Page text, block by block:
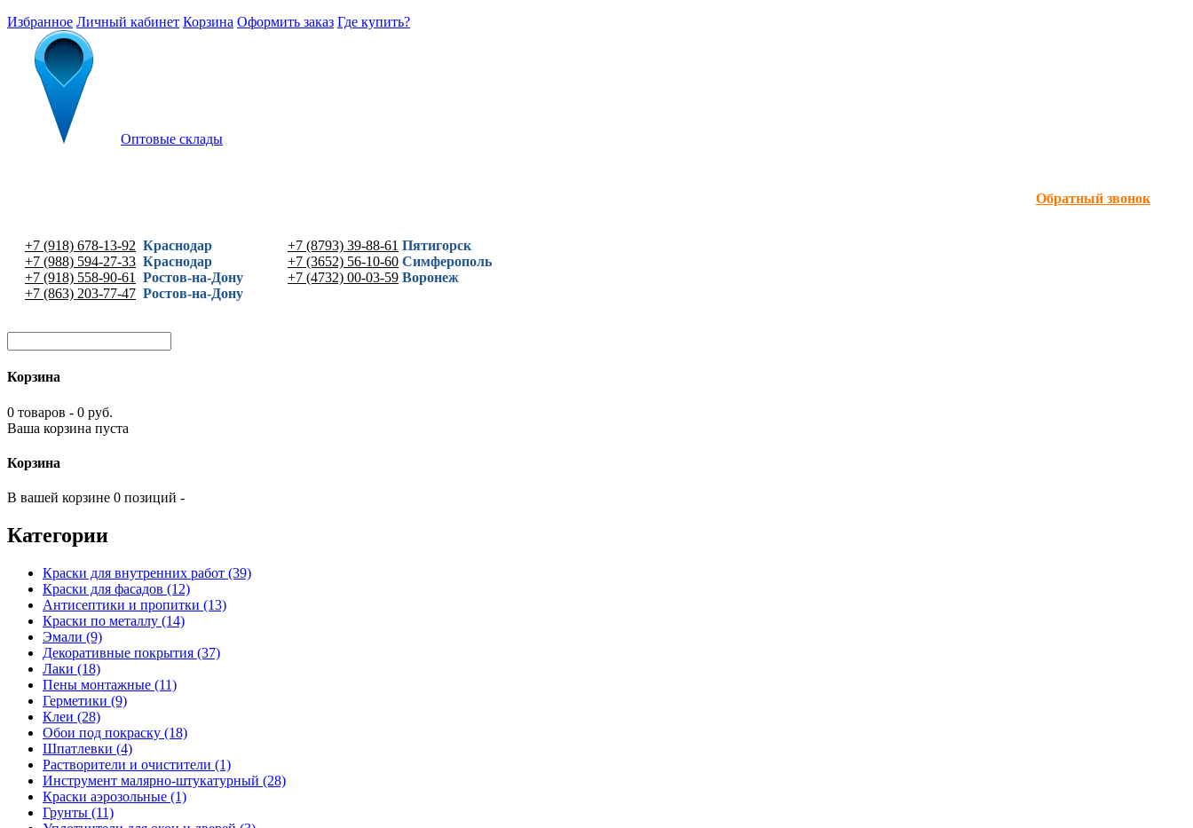
Избранное Личный кабинет Корзина Оформить заказ Где купить?
Оптовые склады
Обратный звонок
+7 (918) 678-13-92 Краснодар
+7 (988) 594-27-33 Краснодар
+7 (918) 558-90-61
Ростов-на-Дону
+7 (863) 203-77-47 Ростов-на-Дону
+7 (8793) 39-88-61 Пятигорск
+7 (3652) 56-10-60 Симферополь
+7 (4732) 00-03-59 Воронеж
Корзина
0 товаров - 0 руб.
Ваша корзина пуста
Корзина
В вашей корзине 0 позиций -
Категории
Краски для внутренних работ (39)
Краски для фасадов (12)
Антисептики и пропитки (13)
Краски по металлу (14)
Эмали (9)
Декоративные покрытия (37)
Лаки (18)
Пены монтажные (11)
Герметики (9)
Клеи (28)
Обои под покраску (18)
Шпатлевки (4)
Растворители и очистители (1)
Инструмент малярно-штукатурный (28)
Краски аэрозольные (1)
Грунты (11)